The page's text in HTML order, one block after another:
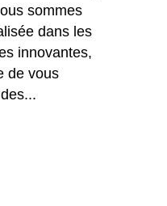
sommes
dans les
innovantes,
de vous